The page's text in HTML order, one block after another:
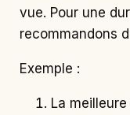
vue. Pour une
recommandons
Exemple :
La